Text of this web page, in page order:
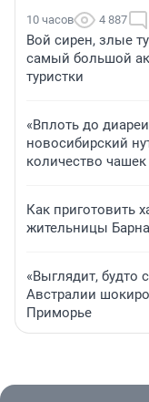
10 часов 4 887
Вой сирен, злые
самый большой
туристки
«Вплоть до
новосибирский
количество чашек
Как приготовить
жительницы
«Выглядит, будто
Австралии
Приморье